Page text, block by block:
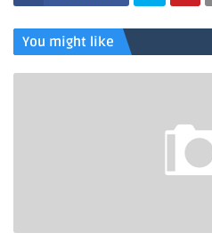
You might like